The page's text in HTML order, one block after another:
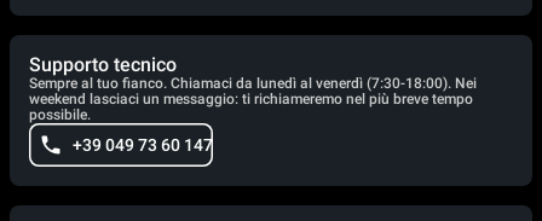
Supporto tecnico
Sempre al tuo fianco. Chiamaci da lunedì al venerdì (7:30-18:00). Nei
weekend lasciaci un messaggio: ti richiameremo nel più breve tempo
possibile.
+39 049 73 60 147